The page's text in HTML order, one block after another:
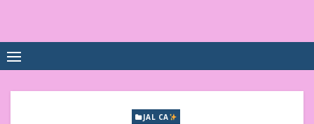
content
数UPｽｸｰﾙ
JAL CA